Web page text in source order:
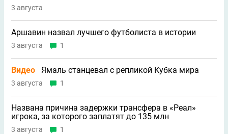
3 августа
Аршавин назвал лучшего футболиста в истории
3 августа 1
Видео Ямаль станцевал с репликой Кубка мира
3 августа 1
Названа причина задержки трансфера в «Реал»
игрока, за которого заплатят до 135 млн
3 августа 1